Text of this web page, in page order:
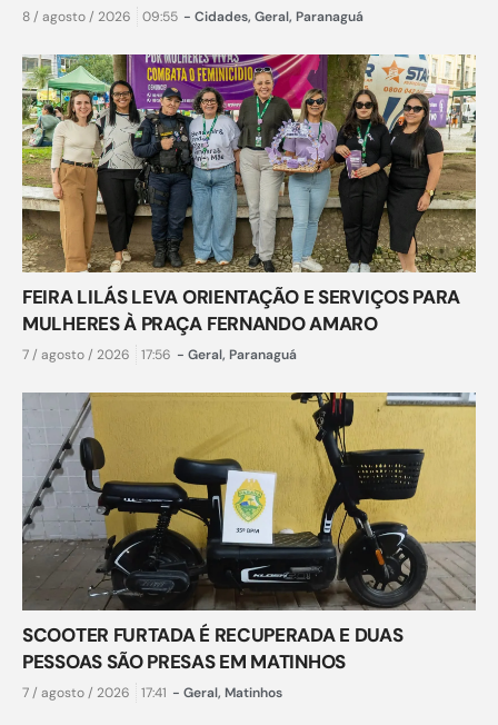
8 / agosto / 2026 09:55 - Cidades, Geral, Paranaguá
FEIRA LILÁS LEVA ORIENTAÇÃO E SERVIÇOS PARA
MULHERES À PRAÇA FERNANDO AMARO
7 / agosto / 2026 17:56 - Geral, Paranaguá
SCOOTER FURTADA É RECUPERADA E DUAS
PESSOAS SÃO PRESAS EM MATINHOS
7 / agosto / 2026 17:41 - Geral, Matinhos